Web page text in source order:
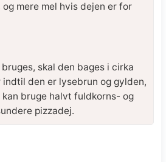
mere mel hvis dejen er for
skal den bages i cirka
indtil den er lysebrun og gylden,
bruge halvt fuldkorns- og
pizzadej.